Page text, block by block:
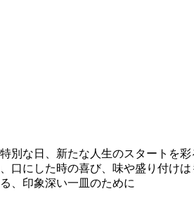
別な日、新たな人生のスタートを彩
口にした時の喜び、味や盛り付け
、印象深い一皿のために